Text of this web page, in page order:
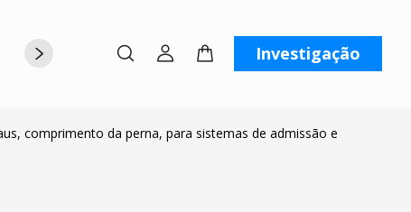
Sobre nós Contate-nos Investigação
comprimento da perna, para sistemas de admissão e